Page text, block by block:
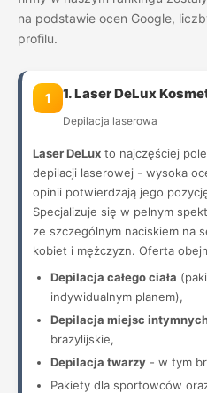
na podstawie ocen Google,
profilu.
1 1. Laser DeLux
Depilacja laserowa
Laser DeLux to najczęściej
depilacji laserowej - wysoka
opinii potwierdzają jego
Specjalizuje się w pełnym
ze szczególnym naciskiem na
kobiet i mężczyzn. Oferta
Depilacja całego ciała
indywidualnym planem),
Depilacja miejsc
brazylijskie,
Depilacja twarzy - w tym
Pakiety dla sportowców